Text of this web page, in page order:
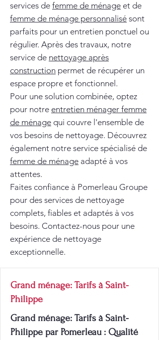
services de femme de ménage et de
femme de ménage personnalisé sont
parfaits pour un entretien ponctuel ou
régulier. Après des travaux, notre
service de nettoyage après
construction permet de récupérer un
espace propre et fonctionnel.
Pour une solution combinée, optez
pour notre entretien ménager femme
de ménage qui couvre l'ensemble de
vos besoins de nettoyage. Découvrez
également notre service spécialisé de
femme de ménage adapté à vos
attentes.
Faites confiance à Pomerleau Groupe
pour des services de nettoyage
complets, fiables et adaptés à vos
besoins. Contactez-nous pour une
expérience de nettoyage
exceptionnelle.
Grand ménage: Tarifs à Saint-
Philippe
Grand ménage: Tarifs à Saint-
Philippe par Pomerleau : Qualité